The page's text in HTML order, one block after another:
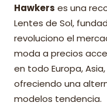
Hawkers es una
Lentes de Sol,
revoluciono el
moda a precios
en todo Europa,
ofreciendo una
modelos tendencia.